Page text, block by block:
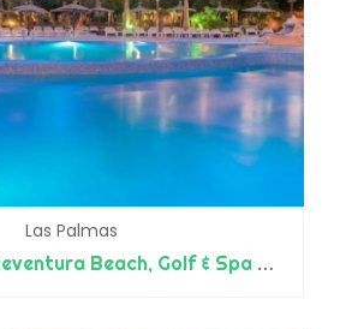
Las Palmas
Sheraton Fuerteventura Beach, Golf & Spa Resort